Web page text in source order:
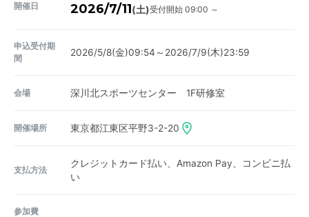
開催日 2026/7/11(土)受付開始 09:00 ～
申込受付期
間
2026/5/8(金)09:54～2026/7/9(木)23:59
会場 深川北スポーツセンター 1F研修室
開催場所 東京都江東区平野3-2-20
支払方法
クレジットカード払い、Amazon Pay、コンビニ払
い
参加費